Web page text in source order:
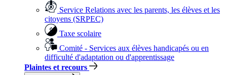
Service Relations avec les parents, les élèves et les
citoyens (SRPEC)
Taxe scolaire
Comité - Services aux élèves handicapés ou en
difficulté d'adaptation ou d'apprentissage
Plaintes et recours